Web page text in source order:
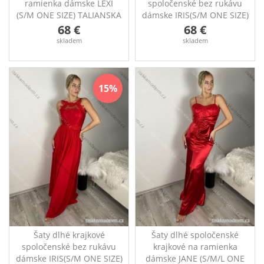
ramienka dámske LEXI
(S/M ONE SIZE) TALIANSKA
MÓDA IMC25570/DR
Dlhé spoločenské šaty na
špeciálne akcie Šaty majú
nastaviteľné ramienka
Rozmery: cez prsia: 76-96
cm na gumu, dĺžka: 144
cm
68 €
skladem
spoločenské bez rukávu
dámske IRIS(S/M ONE SIZE)
TALIANSKA MÓDA
IMC24369/DR
Ideální na speciální akce
Šaty mají nastavitelná
ramínka Rozměry: přes
prsa: 76-98 cm na gumu,
délka: 151 cm
68 €
skladem
15
Šaty dlhé krajkové
spoločenské bez rukávu
dámske IRIS(S/M ONE SIZE)
Šaty dlhé spoločenské
krajkové na ramienka
dámske JANE (S/M/L ONE